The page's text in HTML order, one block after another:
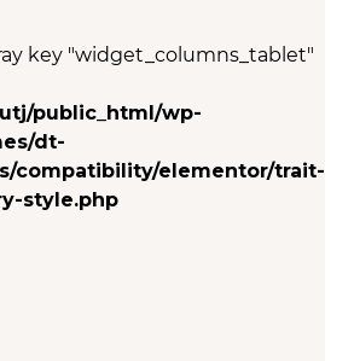
key "widget_columns_tablet"
public_html/wp-
dt-
compatibility/elementor/trait-
style.php